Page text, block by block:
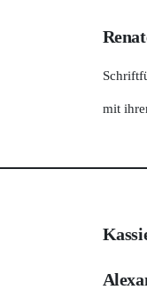
mit